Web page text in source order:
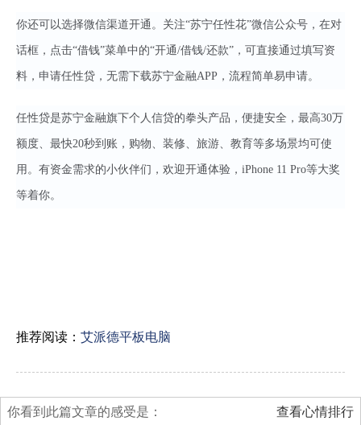
你还可以选择微信渠道开通。关注“苏宁任性花”微信公众号，在对
话框，点击“借钱”菜单中的“开通/借钱/还款”，可直接通过填写资
料，申请任性贷，无需下载苏宁金融APP，流程简单易申请。
任性贷是苏宁金融旗下个人信贷的拳头产品，便捷安全，最高30万
额度、最快20秒到账，购物、装修、旅游、教育等多场景均可使
用。有资金需求的小伙伴们，欢迎开通体验，iPhone 11 Pro等大奖
等着你。
推荐阅读： 艾派德平板电脑
查看心情排行
你看到此篇文章的感受是：